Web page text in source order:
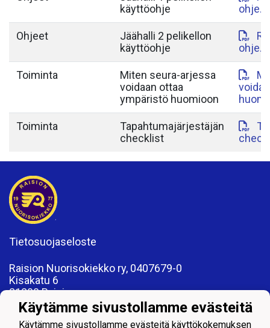
käyttöohje
Ohjeet
Jäähalli 2 pelikellon
käyttöohje
Toiminta
Miten seura-arjessa
voidaan ottaa
ympäristö huomioon
Toiminta
Tapahtumajärjestäjän
checklist
Tietosuojaseloste
Raision Nuorisokiekko ry, 0407679-0
Kisakatu 6
21200 Raisio
www.rnk.fi
toimisto@rnk.fi
Käytämme sivustollamme evästeitä
Käytämme sivustollamme evästeitä käyttökokemuksen